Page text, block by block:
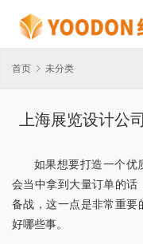
首页 未分类
上海展览设计公
如果想要打造一个优
会当中拿到大量订单的话
备战，这一点是非常重要
好哪些事。